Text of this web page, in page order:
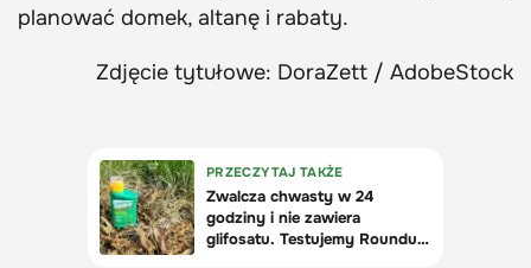
planować domek, altanę i rabaty.
Zdjęcie tytułowe: DoraZett / AdobeStock